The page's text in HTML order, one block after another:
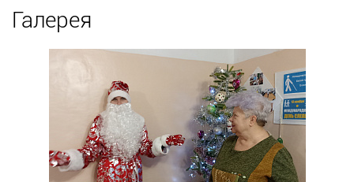
Галерея